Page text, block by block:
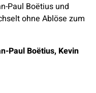
Paul Boëtius und
ohne Ablöse zum
Paul Boëtius, Kevin